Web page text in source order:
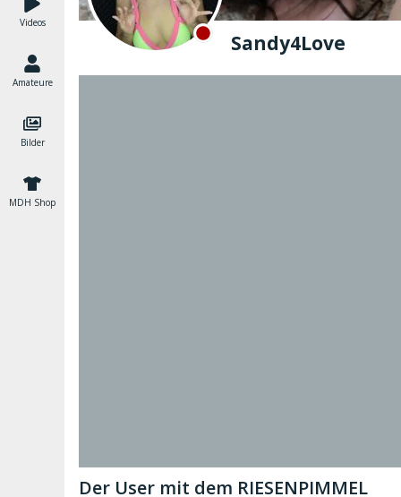
Videos
Amateure
Bilder
MDH Shop
Sandy4Love
Der User mit dem RIESENPIMMEL